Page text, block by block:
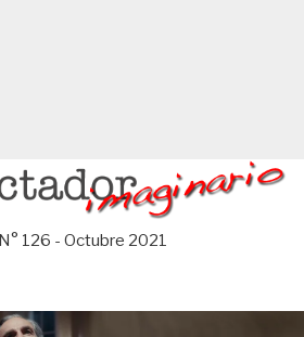
N° 126 - Octubre 2021